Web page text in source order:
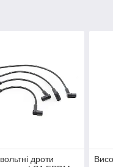
дроти